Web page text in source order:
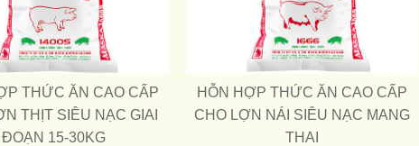
THỨC ĂN CAO CẤP
THỊT SIÊU NẠC GIAI
ĐOẠN 15-30KG
HỖN HỢP THỨC ĂN CAO CẤP
CHO LỢN NÁI SIÊU NẠC MANG
THAI